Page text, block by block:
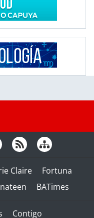
Claire
Fortuna
BATimes
Contigo